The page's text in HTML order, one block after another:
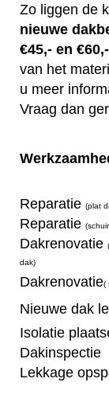
Zo liggen de
nieuwe
€45,- en
van het
u meer
Vraag dan
Reparatie (plat
Reparatie (s
Dakrenovatie
dak)
Dakrenovatie(
Nieuwe dak
Isolatie
Dakinspectie
Lekkage